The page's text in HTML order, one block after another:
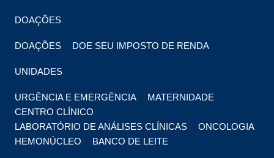
DOAÇÕES
DOAÇÕES DOE SEU IMPOSTO DE RENDA
UNIDADES
URGÊNCIA E EMERGÊNCIA
MATERNIDADE
CENTRO CLÍNICO
LABORATÓRIO DE ANÁLISES CLÍNICAS
ONCOLOGIA
HEMONÚCLEO
BANCO DE LEITE